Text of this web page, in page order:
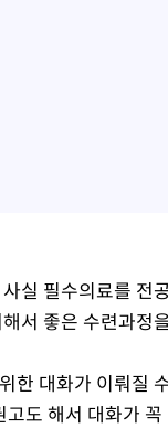
실 필수의료를 전
서 좋은 수련과
한 대화가 이뤄질
도 해서 대화가